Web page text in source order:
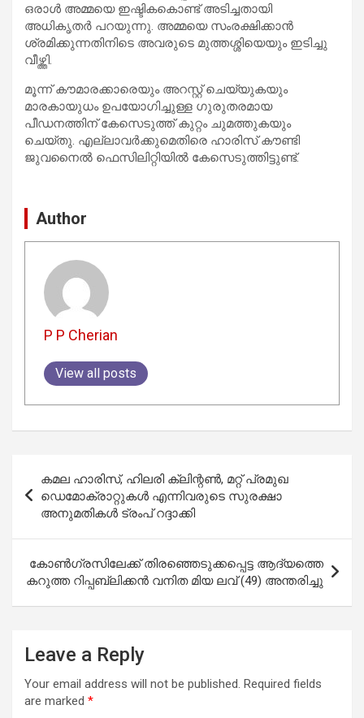
ഒരാൾ അമ്മയെ ഇഷ്ടികകൊണ്ട് അടിച്ചതായി
അധികൃതർ പറയുന്നു. അമ്മയെ സംരക്ഷിക്കാൻ
ശ്രമിക്കുന്നതിനിടെ അവരുടെ മുത്തശ്ശിയെയും ഇടിച്ചു
വീഴ്ത്തി.
മൂന്ന് കൗമാരക്കാരെയും അറസ്റ്റ് ചെയ്യുകയും
മാരകായുധം ഉപയോഗിച്ചുള്ള ഗുരുതരമായ
പീഡനത്തിന് കേസെടുത്ത് കുറ്റം ചുമത്തുകയും
ചെയ്തു. എല്ലാവർക്കുമെതിരെ ഹാരിസ് കൗണ്ടി
ജുവനൈൽ ഫെസിലിറ്റിയിൽ കേസെടുത്തിട്ടുണ്ട്.
Author
P P Cherian
View all posts
navigation
കമല ഹാരിസ്, ഹിലരി ക്ലിന്റൺ, മറ്റ് പ്രമുഖ
ഡെമോക്രാറ്റുകൾ എന്നിവരുടെ സുരക്ഷാ
അനുമതികൾ ട്രംപ് റദ്ദാക്കി
കോൺഗ്രസിലേക്ക് തിരഞ്ഞെടുക്കപ്പെട്ട ആദ്യത്തെ
കറുത്ത റിപ്പബ്ലിക്കൻ വനിത മിയ ലവ് (49) അന്തരിച്ചു
Leave a Reply
Your email address will not be published. Required fields
are marked *